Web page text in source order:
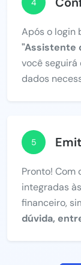
Após o login
"Assistente
você seguirá
dados
5
Pronto! Com
integradas
financeiro,
dúvida,